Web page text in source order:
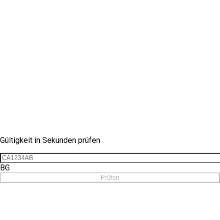
Gültigkeit in Sekunden prüfen
BG
Prüfen